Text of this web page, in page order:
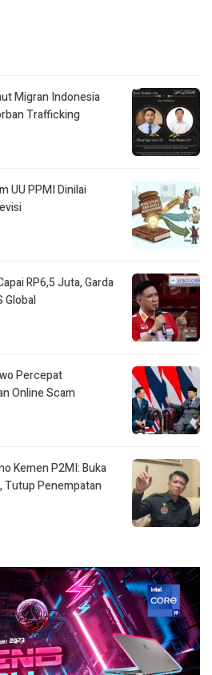
Migran Indonesia
Trafficking
UU PPMI Dinilai
RP6,5 Juta, Garda
Global
Percepat
Online Scam
Kemen P2MI: Buka
Tutup Penempatan